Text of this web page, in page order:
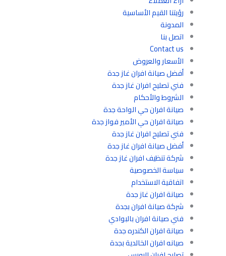
رؤيتنا القيم الأساسية
المدونة
اتصل بنا
Contact us
الأسعار والعروض
أفضل صيانة افران غاز جدة
فني تصليح افران غاز جدة
الشروط والأحكام
صيانة افران حي الواحة جدة
صيانة افران حي الأمير فواز جدة
فني تصليح افران غاز جدة
أفضل صيانة افران غاز جدة
شركة تنظيف افران غاز جدة
سياسة الخصوصية
اتفاقية الاستخدام
صيانة افران غاز جدة
شركة صيانة افران بجدة
فني صيانة افران بالبوادي
صيانة افران الكندره جدة
صيانه افران الخالدية بجدة